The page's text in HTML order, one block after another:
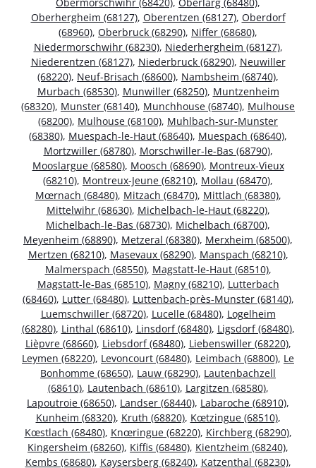
Oberhergheim (68127), Oberentzen (68127), Oberdorf
(68960), Oberbruck (68290), Niffer (68680),
Niedermorschwihr (68230), Niederhergheim (68127),
Niederentzen (68127), Niederbruck (68290), Neuwiller
(68220), Neuf-Brisach (68600), Nambsheim (68740),
Murbach (68530), Munwiller (68250), Muntzenheim
(68320), Munster (68140), Munchhouse (68740), Mulhouse
(68200), Mulhouse (68100), Muhlbach-sur-Munster
(68380), Muespach-le-Haut (68640), Muespach (68640),
Mortzwiller (68780), Morschwiller-le-Bas (68790),
Mooslargue (68580), Moosch (68690), Montreux-Vieux
(68210), Montreux-Jeune (68210), Mollau (68470),
Mœrnach (68480), Mitzach (68470), Mittlach (68380),
Mittelwihr (68630), Michelbach-le-Haut (68220),
Michelbach-le-Bas (68730), Michelbach (68700),
Meyenheim (68890), Metzeral (68380), Merxheim (68500),
Mertzen (68210), Masevaux (68290), Manspach (68210),
Malmerspach (68550), Magstatt-le-Haut (68510),
Magstatt-le-Bas (68510), Magny (68210), Lutterbach
(68460), Lutter (68480), Luttenbach-près-Munster (68140),
Luemschwiller (68720), Lucelle (68480), Logelheim
(68280), Linthal (68610), Linsdorf (68480), Ligsdorf (68480),
Lièpvre (68660), Liebsdorf (68480), Liebenswiller (68220),
Leymen (68220), Levoncourt (68480), Leimbach (68800), Le
Bonhomme (68650), Lauw (68290), Lautenbachzell
(68610), Lautenbach (68610), Largitzen (68580),
Lapoutroie (68650), Landser (68440), Labaroche (68910),
Kunheim (68320), Kruth (68820), Kœtzingue (68510),
Kœstlach (68480), Knœringue (68220), Kirchberg (68290),
Kingersheim (68260), Kiffis (68480), Kientzheim (68240),
Kembs (68680), Kaysersberg (68240), Katzenthal (68230),